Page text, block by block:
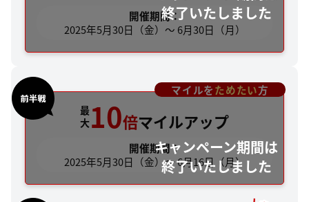
開催期間：
2025年5月30日（金）～ 6月30日（月）
マイルをためたい方
最
大10倍マイルアップ
開催期間：
2025年5月30日（金）～ 6月16日（月）